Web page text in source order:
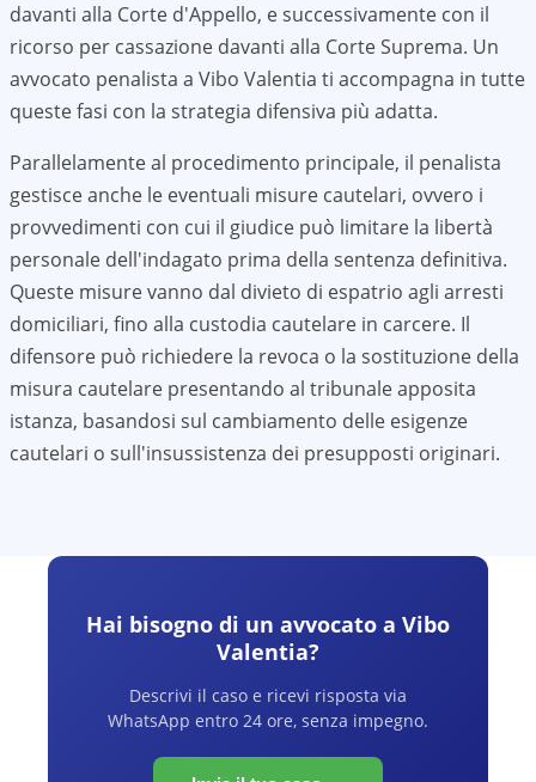
davanti alla Corte d'Appello, e successivamente con il
ricorso per cassazione davanti alla Corte Suprema. Un
avvocato penalista a Vibo Valentia ti accompagna in tutte
queste fasi con la strategia difensiva più adatta.
Parallelamente al procedimento principale, il penalista
gestisce anche le eventuali misure cautelari, ovvero i
provvedimenti con cui il giudice può limitare la libertà
personale dell'indagato prima della sentenza definitiva.
Queste misure vanno dal divieto di espatrio agli arresti
domiciliari, fino alla custodia cautelare in carcere. Il
difensore può richiedere la revoca o la sostituzione della
misura cautelare presentando al tribunale apposita
istanza, basandosi sul cambiamento delle esigenze
cautelari o sull'insussistenza dei presupposti originari.
Hai bisogno di un avvocato a Vibo
Valentia?
Descrivi il caso e ricevi risposta via
WhatsApp entro 24 ore, senza impegno.